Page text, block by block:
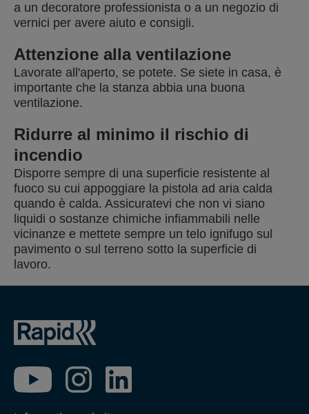
a un decoratore professionista o a un negozio di
vernici per avere aiuto e consigli.
Attenzione alla ventilazione
Lavorate all'aperto, se potete. Se siete in casa, è
importante che la stanza abbia una buona
ventilazione.
Ridurre al minimo il rischio di
incendio
Disporre sempre di una superficie resistente al
fuoco su cui appoggiare la pistola ad aria calda
quando è calda. Assicuratevi che non vi siano
liquidi o sostanze chimiche infiammabili nelle
vicinanze e mettete sempre un telo ignifugo sul
pavimento o sul terreno sotto la superficie di
lavoro.